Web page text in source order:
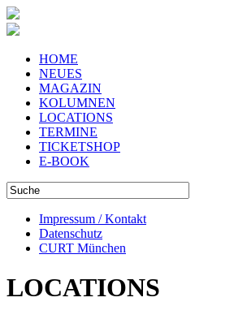
HOME
NEUES
MAGAZIN
KOLUMNEN
LOCATIONS
TERMINE
TICKETSHOP
E-BOOK
Impressum / Kontakt
Datenschutz
CURT München
LOCATIONS